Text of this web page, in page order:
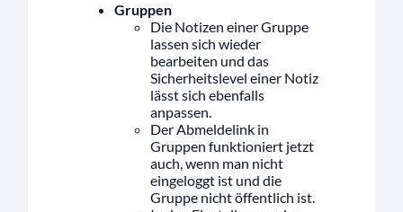
Gruppen
Die Notizen einer Gruppe
lassen sich wieder
bearbeiten und das
Sicherheitslevel einer Notiz
lässt sich ebenfalls
anpassen.
Der Abmeldelink in
Gruppen funktioniert jetzt
auch, wenn man nicht
eingeloggt ist und die
Gruppe nicht öffentlich ist.